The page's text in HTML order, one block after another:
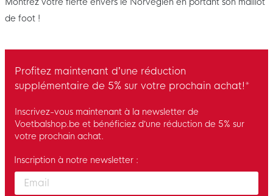
de foot !
Profitez maintenant d’une réduction
supplémentaire de 5% sur votre prochain achat!*
Inscrivez-vous maintenant à la newsletter de
Voetbalshop.be et bénéficiez d’une réduction de 5% sur
votre prochain achat.
Enter your email and accept the privacy policy to subscribe to
Inscription à notre newsletter :